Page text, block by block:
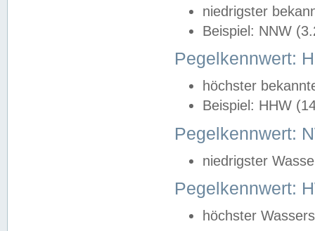
niedrigster
Beispiel: NNW
Pegelkennwert:
höchster
Beispiel: HHW
Pegelkennwert:
niedrigster
Pegelkennwert:
höchster